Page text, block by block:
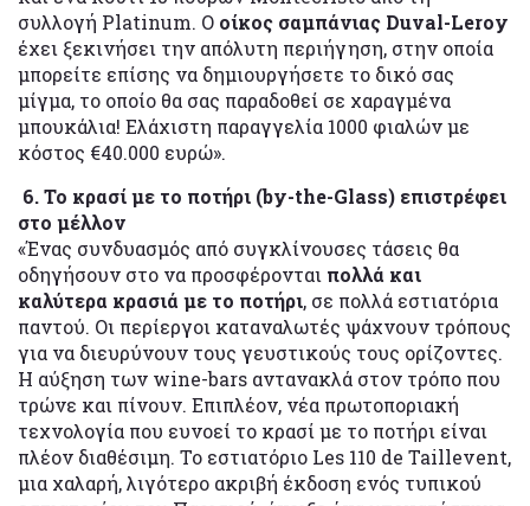
συλλογή Platinum. Ο οίκος σαμπάνιας Duval-Leroy
έχει ξεκινήσει την απόλυτη περιήγηση, στην οποία
μπορείτε επίσης να δημιουργήσετε το δικό σας
μίγμα, το οποίο θα σας παραδοθεί σε χαραγμένα
μπουκάλια! Ελάχιστη παραγγελία 1000 φιαλών με
κόστος €40.000 ευρώ».
6. Το κρασί με το ποτήρι (by-the-Glass) επιστρέφει
στο μέλλον
«Ένας συνδυασμός από συγκλίνουσες τάσεις θα
οδηγήσουν στο να προσφέρονται πολλά και
καλύτερα κρασιά με το ποτήρι, σε πολλά εστιατόρια
παντού. Οι περίεργοι καταναλωτές ψάχνουν τρόπους
για να διευρύνουν τους γευστικούς τους ορίζοντες.
Η αύξηση των wine-bars αντανακλά στον τρόπο που
τρώνε και πίνουν. Επιπλέον, νέα πρωτοποριακή
τεχνολογία που ευνοεί το κρασί με το ποτήρι είναι
πλέον διαθέσιμη. Το εστιατόριο Les 110 de Taillevent,
μια χαλαρή, λιγότερο ακριβή έκδοση ενός τυπικού